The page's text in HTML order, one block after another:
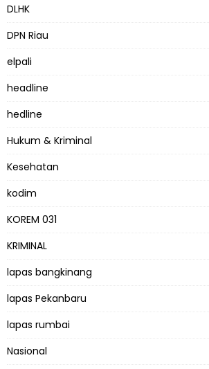
DLHK
DPN Riau
elpali
headline
hedline
Hukum & Kriminal
Kesehatan
kodim
KOREM 031
KRIMINAL
lapas bangkinang
lapas Pekanbaru
lapas rumbai
Nasional